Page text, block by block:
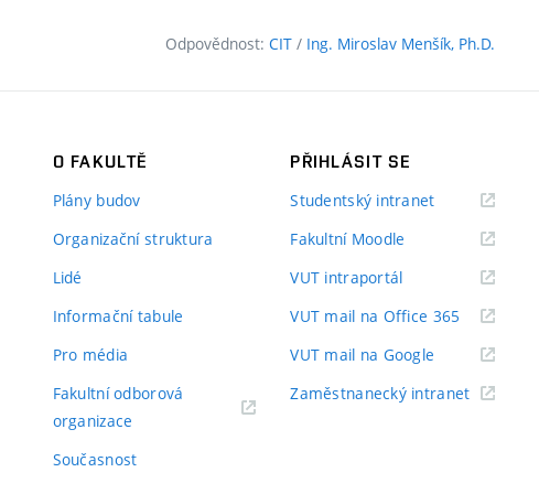
Odpovědnost: CIT / Ing. Miroslav Menšík, Ph.D.
O FAKULTĚ
Plány budov
Organizační struktura
Lidé
Informační tabule
Pro média
Fakultní odborová
organizace
Současnost
PŘIHLÁSIT SE
Studentský intranet(externí
Fakultní Moodle
VUT intraportál(externí
VUT mail na Office 365 (externí
VUT mail na Google (externí
Zaměstnanecký intranet(externí